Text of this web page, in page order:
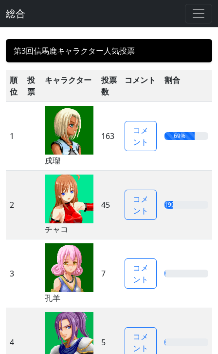
総合
第3回信馬鹿キャラクター人気投票
順
位
投
票
キャラクター
投票
数
コメント 割合
1
戌瑠
163
コメ
ント
69%
2
チャコ
45
コメ
ント
19%
3
孔羊
7
コメ
ント
2%
4 5
コメ
ント
2%